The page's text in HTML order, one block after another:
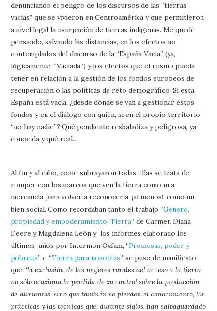
denunciando el peligro de los discursos de las “tierras
vacías” que se vivieron en Centroamérica y que permitieron
a nivel legal la usurpación de tierras indígenas. Me quedé
pensando, salvando las distancias, en los efectos no
contemplados del discurso de la “España Vacía” (ya,
lógicamente, “Vaciada”) y los efectos que el mismo pueda
tener en relación a la gestión de los fondos europeos de
recuperación o las políticas de reto demográfico. Si esta
España está vacía, ¿desde dónde se van a gestionar estos
fondos y en el diálogo con quién, si en el propio territorio
“no hay nadie”? Qué pendiente resbaladiza y peligrosa, ya
conocida y qué real…
Al fin y al cabo, como subrayaron todas ellas se trata de
romper con los marcos que ven la tierra como una
mercancía para volver a reconocerla, ¡al menos!, como un
bien social. Como recordaban tanto el trabajo “Género,
propiedad y empoderamiento. Tierra” de Carmen Diana
Deere y Magdalena León y los informes elaborado los
últimos años por Intermon Oxfam, “Promesas, poder y
pobreza” o “Tierra para nosotras”, se puso de manifiesto
que “la exclusión de las mujeres rurales del acceso a la tierra
no sólo ocasiona la pérdida de su control sobre la producción
de alimentos, sino que también se pierden el conocimiento, las
prácticas y las técnicas que, durante siglos, han salvaguardado